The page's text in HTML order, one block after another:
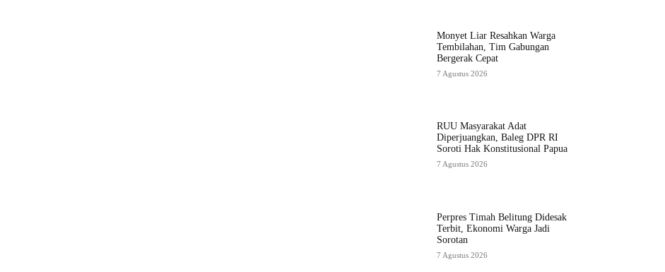
Monyet Liar Resahkan Warga
Tembilahan, Tim Gabungan
Bergerak Cepat
7 Agustus 2026
RUU Masyarakat Adat
Diperjuangkan, Baleg DPR RI
Soroti Hak Konstitusional Papua
7 Agustus 2026
Perpres Timah Belitung Didesak
Terbit, Ekonomi Warga Jadi
Sorotan
7 Agustus 2026